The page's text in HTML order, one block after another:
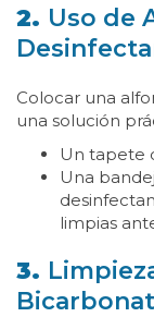
2. Uso de
Colocar una
una solución
Un tapete
Una
limpias
3.